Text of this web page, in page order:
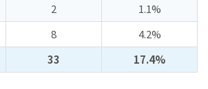
2
1.1%
8
4.2%
33 17.4%